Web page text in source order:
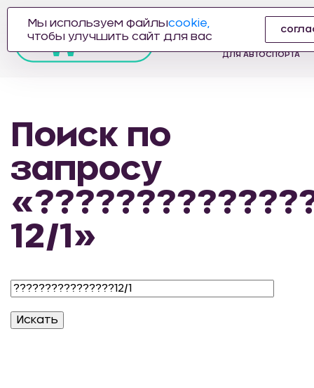
ПРОИЗВОДИТЕЛЬ
АВТОЗАПЧАСТЕЙ
ДЛЯ АВТОСПОРТА
Поиск по
запросу
12/1»
Мы используем файлыcookie,
чтобы улучшить сайт для вас